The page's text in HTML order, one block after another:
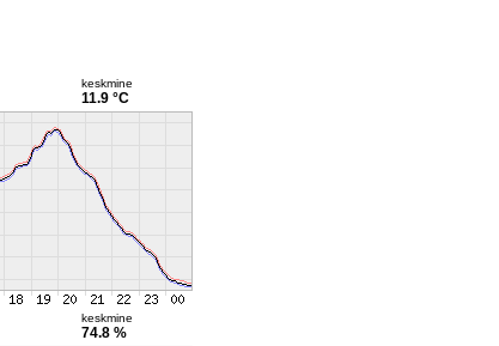
keskmine
11.9 °C
keskmine
74.8 %